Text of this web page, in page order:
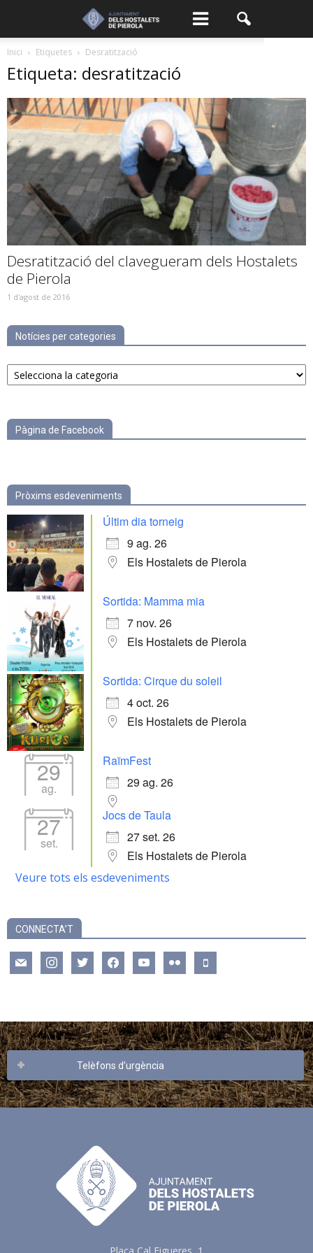
Inici Etiquetes Desratització
Etiqueta: desratització
Desratització del clavegueram dels Hostalets
de Pierola
1 d'agost de 2016
Notícies per categories
Notícies
per
Pàgina de Facebook
Pròxims esdeveniments
Últim dia torneig
9 ag. 26
Els Hostalets de Pierola
Sortida: Mamma mia
7 nov. 26
Els Hostalets de Pierola
Sortida: Cirque du soleil
4 oct. 26
Els Hostalets de Pierola
29
ag.
RaïmFest
29 ag. 26
27
set.
Jocs de Taula
27 set. 26
Els Hostalets de Pierola
Veure tots els esdeveniments
CONNECTA’T
mail instagramtwitter facebookyoutube flickr mobile
Telèfons d’urgència